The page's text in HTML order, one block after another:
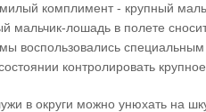
комплимент - крупный
лошадь в полете
воспользовались
контролировать
в округи можно унюхать на